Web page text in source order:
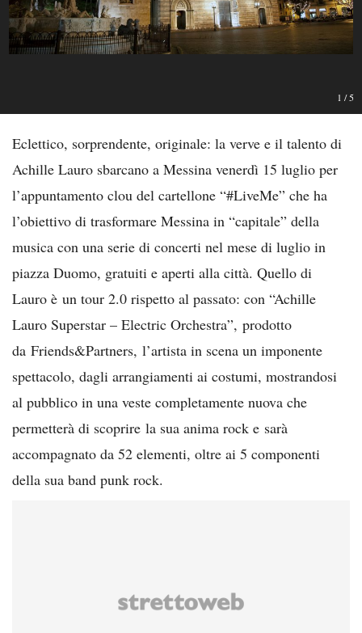
1 /5
Eclettico, sorprendente, originale: la verve e il talento di
Achille Lauro sbarcano a Messina venerdì 15 luglio per
l’appuntamento clou del cartellone “#LiveMe” che ha
l’obiettivo di trasformare Messina in “capitale” della
musica con una serie di concerti nel mese di luglio in
piazza Duomo, gratuiti e aperti alla città. Quello di
Lauro è un tour 2.0 rispetto al passato: con “Achille
Lauro Superstar – Electric Orchestra”, prodotto
da Friends&Partners, l’artista in scena un imponente
spettacolo, dagli arrangiamenti ai costumi, mostrandosi
al pubblico in una veste completamente nuova che
permetterà di scoprire la sua anima rock e sarà
accompagnato da 52 elementi, oltre ai 5 componenti
della sua band punk rock.